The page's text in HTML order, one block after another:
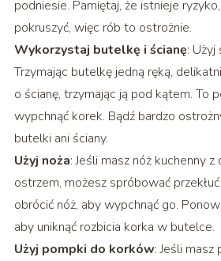
podniesie. Pamiętaj, że istnieje
pokruszyć, więc rób to ostrożnie.
Wykorzystaj butelkę i ścianę: Użyj
Trzymając butelkę jedną ręką,
o ścianę, trzymając ją pod kątem. To
wypchnąć korek. Bądź bardzo
butelki ani ściany.
Użyj noża: Jeśli masz nóż kuchenny z
ostrzem, możesz spróbować
obrócić nóż, aby wypchnąć go.
aby uniknąć rozbicia korka w butelce.
Użyj pompki do korków: Jeśli